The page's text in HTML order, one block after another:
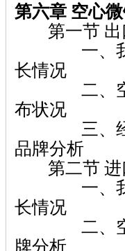
第六章 空心
第一节 出
一、我国
长情况
二、空心
布状况
三、经营
品牌分析
第二节 进
一、我国
长情况
二、空心
牌分析